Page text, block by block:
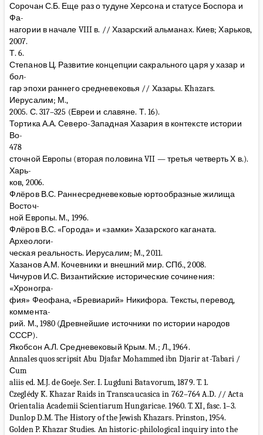
Сорочан С.Б. Еще раз о тудуне Херсона и статусе Боспора и
Фа-
нагории в начале VIII в. // Хазарский альманах. Киев; Харьков,
2007.
Т. 6.
Степанов Ц. Развитие концепции сакрального царя у хазар и
бол-
гар эпохи раннего средневековья // Хазары. Khazars.
Иерусалим; М.,
2005. С. 317–325 (Евреи и славяне. Т. 16).
Тортика А.А. Северо-Западная Хазария в контексте истории
Во-
478
сточной Европы (вторая половина VII — третья четверть Х в.).
Харь-
ков, 2006.
Флёров В.С. Раннесредневековые юртообразные жилища
Восточ-
ной Европы. М., 1996.
Флёров В.С. «Города» и «замки» Хазарского каганата.
Археологи-
ческая реальность. Иерусалим; М., 2011.
Хазанов А.М. Кочевники и внешний мир. СПб., 2008.
Чичуров И.С. Византийские исторические сочинения:
«Хроногра-
фия» Феофана, «Бревиарий» Никифора. Тексты, перевод,
коммента-
рий. М., 1980 (Древнейшие источники по истории народов
СССР).
Якобсон А.Л. Средневековый Крым. М.; Л., 1964.
Annales quos scripsit Abu Djafar Mohammed ibn Djarir at-Tabari /
Сum
aliis ed. M.J. de Goeje. Ser. I. Lugduni Batavorum, 1879. T. 1.
Czeglédy K. Khazar Raids in Transcaucasica in 762–764 A.D. // Acta
Orientalia Academii Sсientiarum Hungaricae. 1960. T. XI, fasc. 1–3.
Dunlop D.M. The History of the Jewish Khazars. Prinston, 1954.
Golden P. Khazar Studies. An historiс-philological inquiry into the